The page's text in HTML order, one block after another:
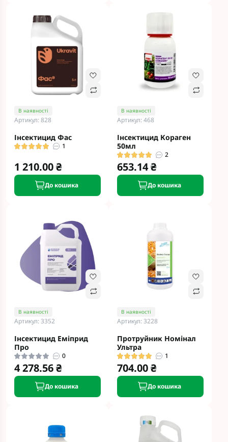
В наявності
Артикул: 828
Інсектицид Фас
1
1 210.00 ₴
До кошика
В наявності
Артикул: 468
Інсектицид Кораген
50мл
2
653.14 ₴
До кошика
В наявності
Артикул: 3352
Інсектицид Еміприд
Про
0
4 278.56 ₴
До кошика
В наявності
Артикул: 3228
Протруйник Номінал
Ультра
1
704.00 ₴
До кошика